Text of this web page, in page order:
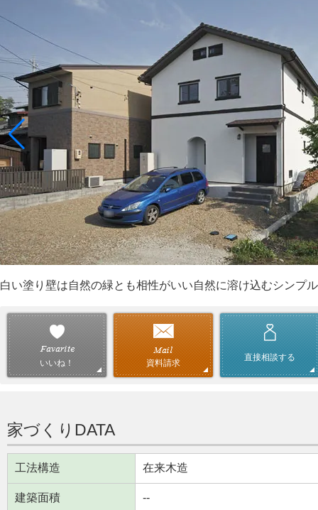
白い塗り壁は自然の緑とも相性がいい自然に溶け込むシンプ
いいね！ 資料請求
直接相談する
家づくりDATA
工法構造 在来木造
建築面積 --